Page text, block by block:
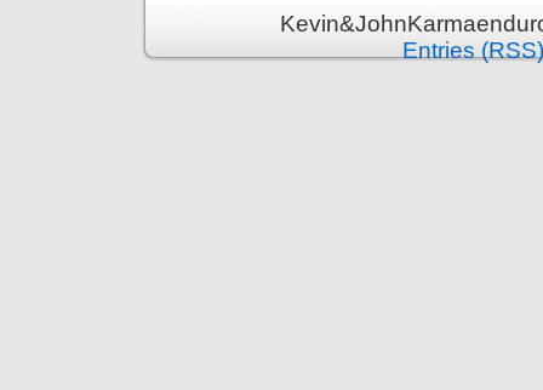
Entries (RSS)